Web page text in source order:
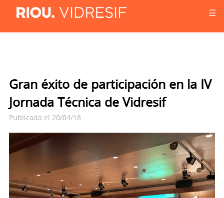
☰
Gran éxito de participación en la IV
Jornada Técnica de Vidresif
Publicada el 20/04/18